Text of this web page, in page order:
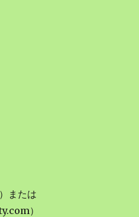
または
）